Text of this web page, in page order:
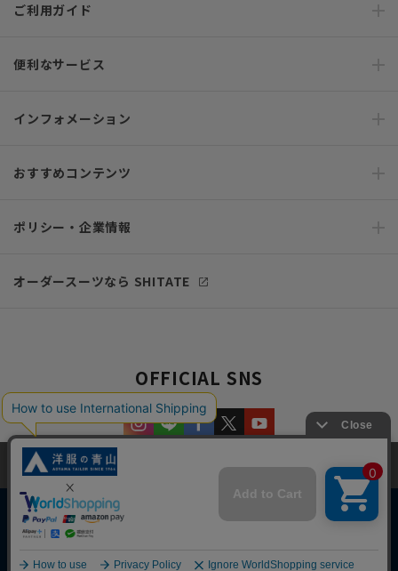
ご利用ガイド
便利なサービス
インフォメーション
おすすめコンテンツ
ポリシー・企業情報
オーダースーツなら SHITATE
OFFICIAL SNS
Copyright © AOYAMA TRADING Co.,Ltd. All Rights Reserved
当サイトでは、快適な閲覧体験とコンテンツ改善のためにCookieを使用
しています。閲覧を続けることで、Cookieの使用に同意したものとみな
します。詳細については
同意して閉じる